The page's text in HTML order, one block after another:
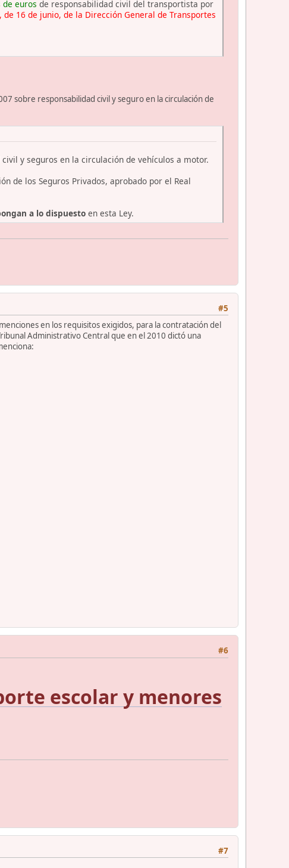
euros de responsabilidad civil del transportista por
de 16 de junio, de la Dirección General de Transportes
sobre responsabilidad civil y seguro en la circulación de
y seguros en la circulación de vehículos a motor.
de los Seguros Privados, aprobado por el Real
a lo dispuesto en esta Ley.
#5
en los requisitos exigidos, para la contratación del
Administrativo Central que en el 2010 dictó una
#6
escolar y menores
#7